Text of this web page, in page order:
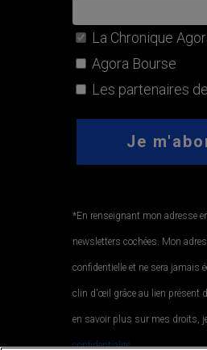
La Chronique
Agora Bourse
Les partenaires
*En renseignant mon adresse
newsletters cochées. Mon
confidentielle et ne sera jamais
clin d'œil grâce au lien présent
en savoir plus sur mes droits,
confidentialité..